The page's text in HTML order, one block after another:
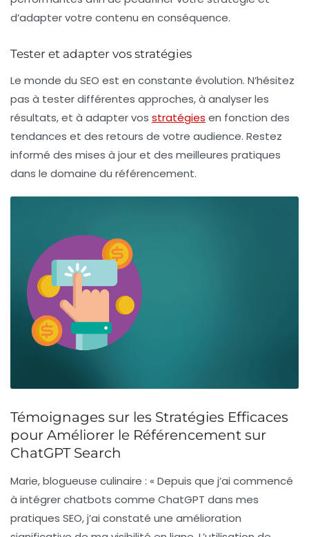
d’adapter votre contenu en conséquence.
Tester et adapter vos stratégies
Le monde du SEO est en constante évolution. N’hésitez
pas à tester différentes approches, à analyser les
résultats, et à adapter vos stratégies en fonction des
tendances et des retours de votre audience. Restez
informé des mises à jour et des meilleures pratiques
dans le domaine du référencement.
Témoignages sur les Stratégies Efficaces
pour Améliorer le Référencement sur
ChatGPT Search
Marie, blogueuse culinaire : « Depuis que j’ai commencé
à intégrer chatbots comme ChatGPT dans mes
pratiques SEO, j’ai constaté une amélioration